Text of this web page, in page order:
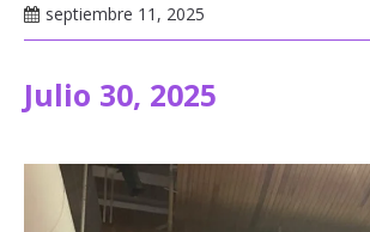
septiembre 11, 2025
Claudia
Julio 30, 2025